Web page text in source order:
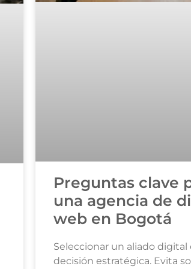
Preguntas clave
una agencia de
web en Bogotá
Seleccionar un aliado digital
decisión estratégica. Evita